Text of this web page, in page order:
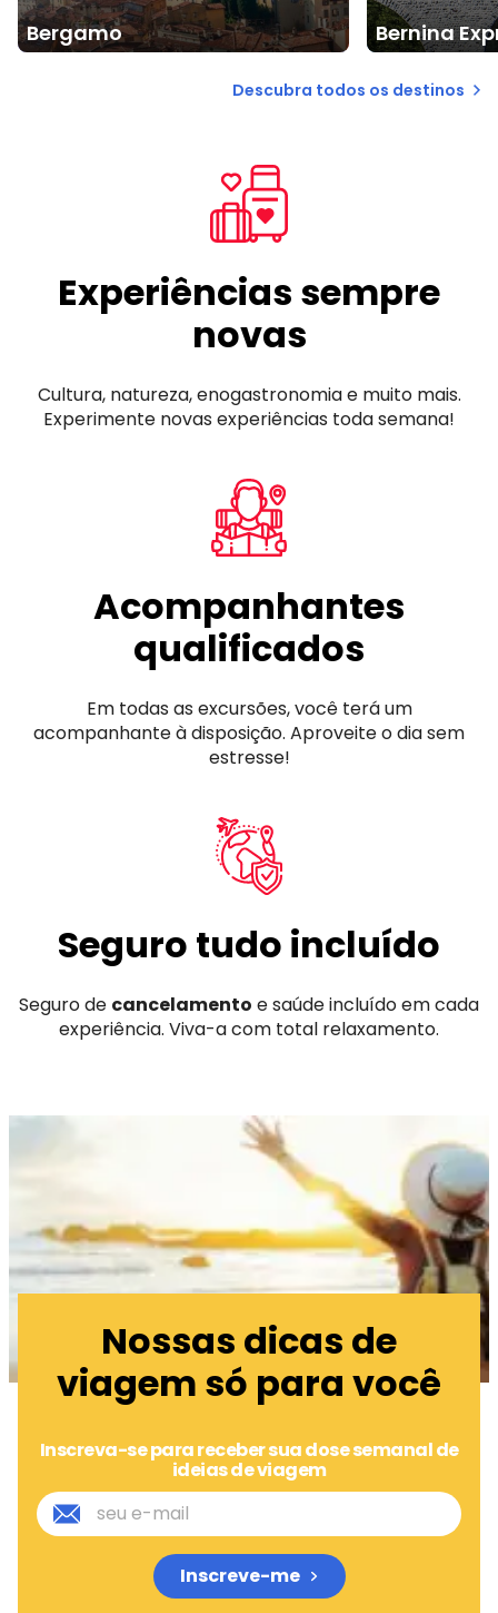
Bergamo Bernina
Descubra todos os destinos
Experiências sempre
novas
Cultura, natureza, enogastronomia e muito mais.
Experimente novas experiências toda semana!
Acompanhantes
qualificados
Em todas as excursões, você terá um
acompanhante à disposição. Aproveite o dia sem
estresse!
Seguro tudo incluído
Seguro de cancelamento e saúde incluído em cada
experiência. Viva-a com total relaxamento.
Nossas dicas de
viagem só para você
Inscreva-se para receber sua dose semanal de
ideias de viagem
Inscreve-me